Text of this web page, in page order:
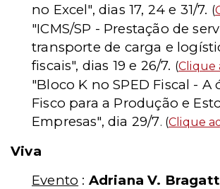
no Excel", dias 17, 24 e 31/7. (
"ICMS/SP - Prestação de
transporte de carga e
fiscais", dias 19 e 26/7. (Clique
"Bloco K no SPED Fiscal - A
Fisco para a Produção e
Empresas", dia 29/7. (Clique
Viva
Evento : Adriana V.